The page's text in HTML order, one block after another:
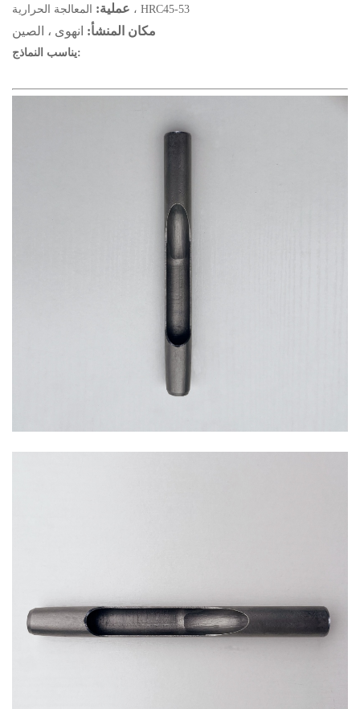
عملية: المعالجة الحرارية ، HRC45-53
مكان المنشأ: انهوى ، الصين
يناسب النماذج: